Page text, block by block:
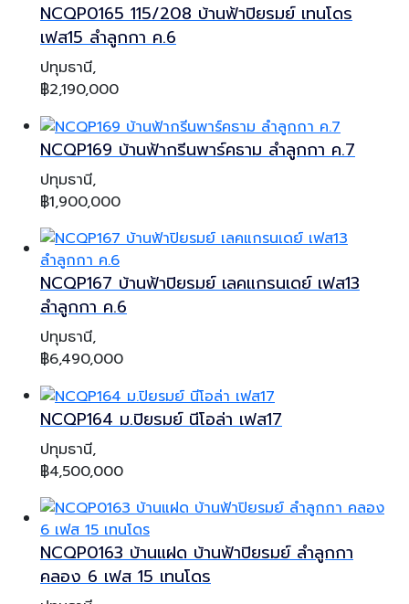
NCQP0165 115/208 บ้านฟ้าปิยรมย์ เทนโดร
เฟส15 ลำลูกกา ค.6
ปทุมธานี,
฿2,190,000
NCQP169 บ้านฟ้ากรีนพาร์คธาม ลำลูกกา ค.7
ปทุมธานี,
฿1,900,000
NCQP167 บ้านฟ้าปิยรมย์ เลคแกรนเดย์ เฟส13
ลำลูกกา ค.6
ปทุมธานี,
฿6,490,000
NCQP164 ม.ปิยรมย์ นีโอล่า เฟส17
ปทุมธานี,
฿4,500,000
NCQP0163 บ้านแฝด บ้านฟ้าปิยรมย์ ลำลูกกา
คลอง 6 เฟส 15 เทนโดร